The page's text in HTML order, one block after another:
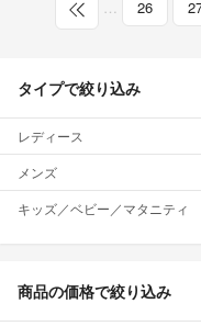
… 26
タイプで絞り込み
レディース
メンズ
キッズ／ベビー／マタニティ
商品の価格で絞り込み